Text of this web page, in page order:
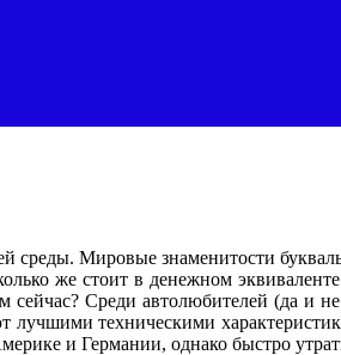
среды. Мировые знаменитости
же стоит в денежном эквиваленте
Среди автолюбителей (да и
техническими
и Германии, однако быстро